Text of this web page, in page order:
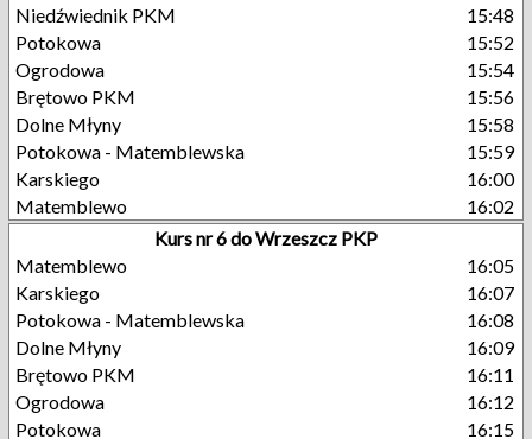
Niedźwiednik PKM
15:48
Potokowa
15:52
Ogrodowa
15:54
Brętowo PKM
15:56
Dolne Młyny
15:58
Potokowa - Matemblewska
15:59
Karskiego
16:00
Matemblewo
16:02
Kurs nr 6 do Wrzeszcz PKP
Matemblewo
16:05
Karskiego
16:07
Potokowa - Matemblewska
16:08
Dolne Młyny
16:09
Brętowo PKM
16:11
Ogrodowa
16:12
Potokowa
16:15